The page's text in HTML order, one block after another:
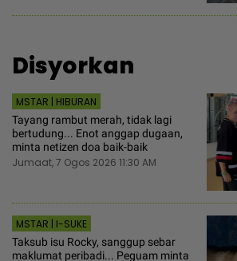
Disyorkan
MSTAR | HIBURAN
Tayang rambut merah, tidak lagi
bertudung... Enot anggap dugaan,
minta netizen doa baik-baik
Jumaat, 7 Ogos 2026 11:30 AM
MSTAR | I-SUKE
Taksub isu Rocky, sanggup sebar
maklumat peribadi... Peguam minta